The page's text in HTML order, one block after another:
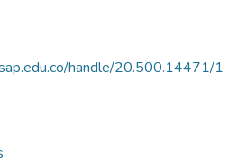
handle/20.500.14471/1